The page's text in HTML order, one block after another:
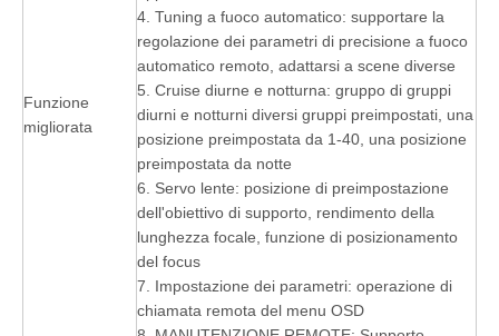
Funzione
migliorata
4. Tuning a fuoco automatico: supportare la
regolazione dei parametri di precisione a fuoco
automatico remoto, adattarsi a scene diverse
5. Cruise diurne e notturna: gruppo di gruppi
diurni e notturni diversi gruppi preimpostati, una
posizione preimpostata da 1-40, una posizione
preimpostata da notte
6. Servo lente: posizione di preimpostazione
dell'obiettivo di supporto, rendimento della
lunghezza focale, funzione di posizionamento
del focus
7. Impostazione dei parametri: operazione di
chiamata remota del menu OSD